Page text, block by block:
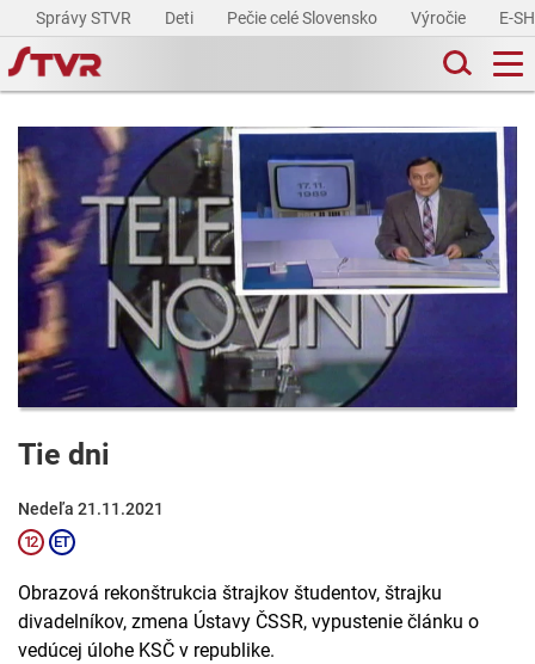
Správy STVR Deti Pečie celé Slovensko Výročie E-
Tie dni
Nedeľa 21.11.2021
Obrazová rekonštrukcia štrajkov študentov, štrajku
divadelníkov, zmena Ústavy ČSSR, vypustenie článku o
vedúcej úlohe KSČ v republike.